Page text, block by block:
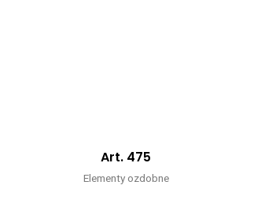
Art. 475
Elementy ozdobne